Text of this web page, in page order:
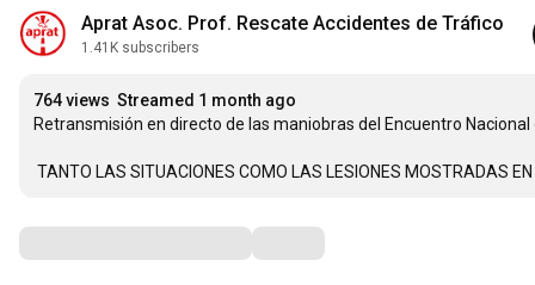
Aprat Asoc. Prof. Rescate Accidentes de Tráfico
1.41K subscribers
764 views Streamed 1 month ago
Retransmisión en directo de las maniobras del Encuentro
TANTO LAS SITUACIONES COMO LAS LESIONES MOSTRADAS